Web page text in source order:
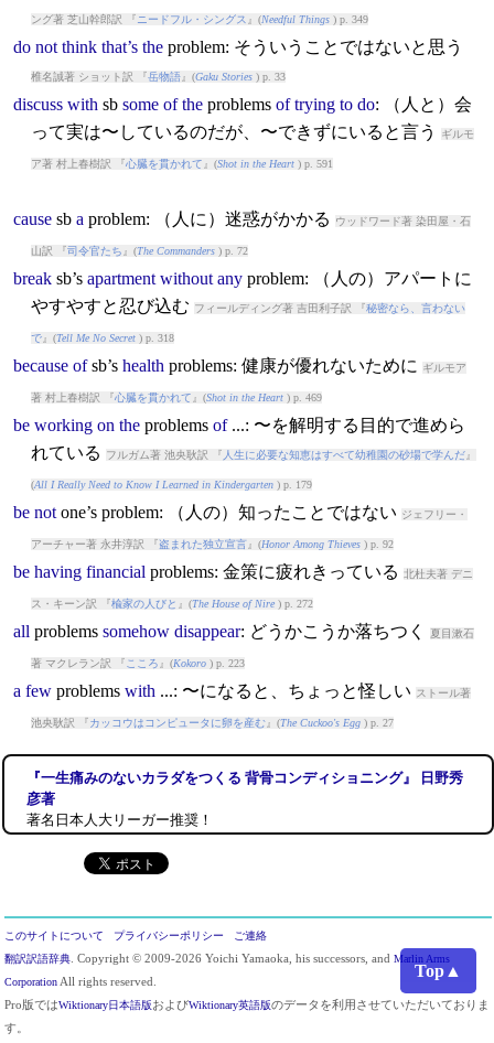
Top▲
ング著 芝山幹郎訳 『 ニードフル・シングス 』(Needful Things) p. 349
do not think that’s the problem: そういうことではないと思う
椎名誠著 ショット訳 『岳物語』(Gaku Stories) p. 33
discuss with sb some of the problems of trying to do: （人と）会
って実は〜しているのだが、〜できずにいると言う
ギルモ
ア著 村上春樹訳 『心臓を貫かれて 』(Shot in the Heart) p. 591
causesb a problem: （人に）迷惑がかかる ウッドワード著 染田屋・石
山訳 『司令官たち 』(The Commanders) p. 72
breaksb’s apartment without any problem: （人の）アパートに
やすやすと忍び込む フィールディング著 吉田利子訳 『秘密なら、言わない
で』(Tell Me No Secret) p. 318
because ofsb’s health problems: 健康が優れないために ギルモア
著 村上春樹訳 『心臓を貫かれて 』(Shot in the Heart) p. 469
be working on the problems of...: 〜を解明する目的で進めら
れている
フルガム著 池央耿訳 『 人生に必要な知恵はすべて幼稚園の砂場で学んだ』
(All I Really Need to Know I Learned in Kindergarten) p. 179
be notone’s problem: （人の）知ったことではない ジェフリー・
アーチャー著 永井淳訳 『盗まれた独立宣言』(Honor Among Thieves) p. 92
be having financial problems: 金策に疲れきっている 北杜夫著 デニ
ス・キーン訳 『楡家の人びと 』(The House of Nire) p. 272
all problems somehow disappear: どうかこうか落ちつく 夏目漱石
著 マクレラン訳 『 こころ 』(Kokoro) p. 223
a few problems with ...: 〜になると、ちょっと怪しい ストール著
池央耿訳 『カッコウはコンピュータに卵を産む』(The Cuckoo's Egg) p. 27
『一生痛みのないカラダをつくる 背骨コンディショニング』 日野秀
彦著
著名日本人大リーガー推奨！
このサイトについて プライバシーポリシー
ご連絡
翻訳訳語辞典. Copyright © 2009-2026 Yoichi Yamaoka, his successors, and Marlin Arms
CorporationAll rights reserved.
Pro版ではWiktionary日本語版およびWiktionary英語版のデータを利用させていただいておりま
す。